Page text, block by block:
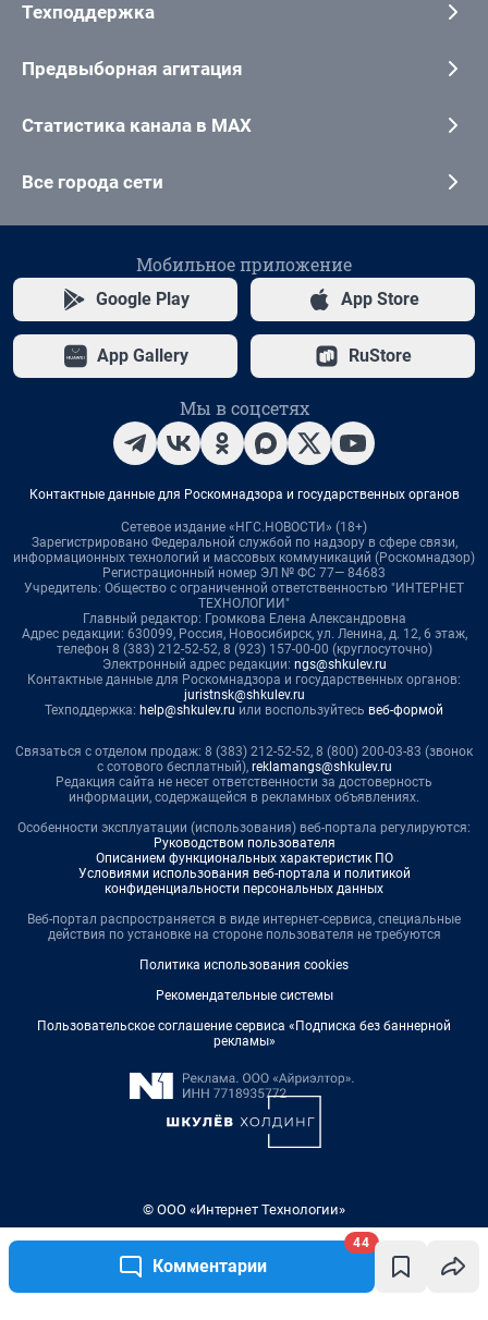
Комментарии
44
Техподдержка
Предвыборная агитация
Статистика канала в MAX
Все города сети
Мобильное приложение
Google Play App Store
App Gallery RuStore
Мы в соцсетях
Контактные данные для Роскомнадзора и государственных органов
Сетевое издание «НГС.НОВОСТИ» (18+)
Зарегистрировано Федеральной службой по надзору в сфере связи,
информационных технологий и массовых коммуникаций (Роскомнадзор)
Регистрационный номер ЭЛ № ФС 77— 84683
Учредитель: Общество с ограниченной ответственностью "ИНТЕРНЕТ
ТЕХНОЛОГИИ"
Главный редактор: Громкова Елена Александровна
Адрес редакции: 630099, Россия, Новосибирск, ул. Ленина, д. 12, 6 этаж,
телефон 8 (383) 212-52-52, 8 (923) 157-00-00 (круглосуточно)
Электронный адрес редакции: ngs@shkulev.ru
Контактные данные для Роскомнадзора и государственных органов:
juristnsk@shkulev.ru
Техподдержка: help@shkulev.ru или воспользуйтесь веб-формой
Связаться с отделом продаж: 8 (383) 212-52-52, 8 (800) 200-03-83 (звонок
с сотового бесплатный), reklamangs@shkulev.ru
Редакция сайта не несет ответственности за достоверность
информации, содержащейся в рекламных объявлениях.
Особенности эксплуатации (использования) веб-портала регулируются:
Руководством пользователя
Описанием функциональных характеристик ПО
Условиями использования веб-портала и политикой
конфиденциальности персональных данных
Веб-портал распространяется в виде интернет-сервиса, специальные
действия по установке на стороне пользователя не требуются
Политика использования cookies
Рекомендательные системы
Пользовательское соглашение сервиса «Подписка без баннерной
рекламы»
© ООО «Интернет Технологии»